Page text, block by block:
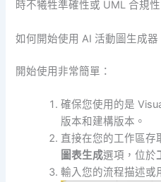
時不犧牲準確性或 UML 合規性
如何開始使用 AI 活動圖生成器
開始使用非常簡單：
確保您使用的是
版本和建構版本。
直接在您的工作區存
圖表生成選項，位於
輸入您的流程描述或